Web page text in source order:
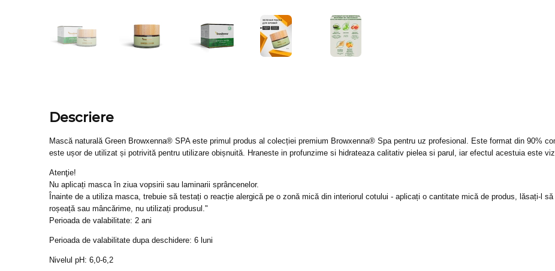
Descriere
Mască naturală Green Browxenna® SPA este primul produs al colecției premium Browxenna® Spa pentru uz profesional. Este format din 90%
este ușor de utilizat și potrivită pentru utilizare obișnuită. Hraneste in profunzime si hidrateaza calitativ pielea si parul, iar efectul acestuia este
Atenţie!
Nu aplicați masca în ziua vopsirii sau laminarii sprâncenelor.
Înainte de a utiliza masca, trebuie să testați o reacție alergică pe o zonă mică din interiorul cotului - aplicați o cantitate mică de produs, lăsați-l
roșeață sau mâncărime, nu utilizați produsul."
Perioada de valabilitate: 2 ani
Perioada de valabilitate dupa deschidere: 6 luni
Nivelul pH: 6,0-6,2